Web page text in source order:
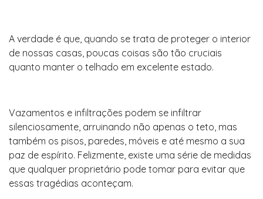
A verdade é que, quando se trata de proteger o interior
de nossas casas, poucas coisas são tão cruciais
quanto manter o telhado em excelente estado.
Vazamentos e infiltrações podem se infiltrar
silenciosamente, arruinando não apenas o teto, mas
também os pisos, paredes, móveis e até mesmo a sua
paz de espírito. Felizmente, existe uma série de medidas
que qualquer proprietário pode tomar para evitar que
essas tragédias aconteçam.